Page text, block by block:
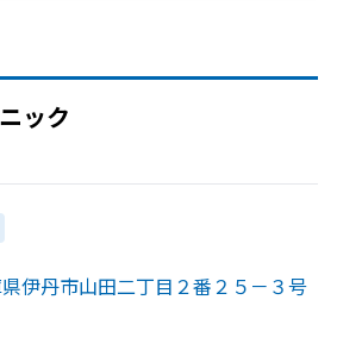
ック
伊丹市山田二丁目２番２５－３号